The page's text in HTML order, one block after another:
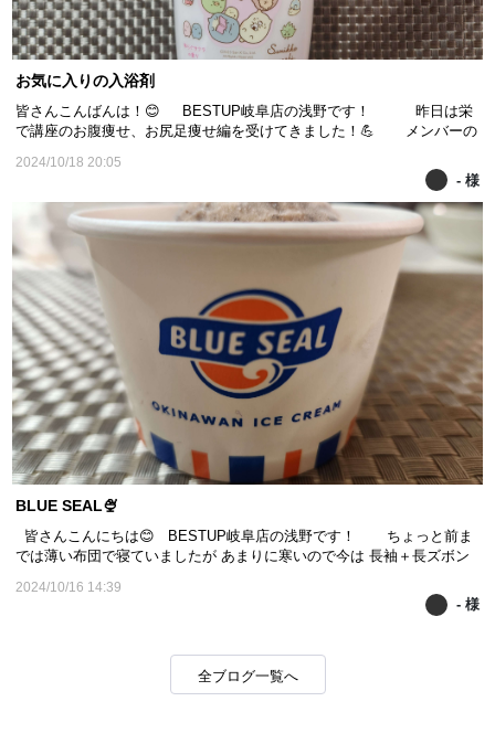
お気に入りの入浴剤
皆さんこんばんは！😊 BESTUP岐阜店の浅野です！ 昨日は栄
で講座のお腹痩せ、お尻足痩せ編を受けてきました！💪 メンバーの
顔が見られたので嬉しかったです🥹 そして今月最短でデビューされる
2024/10/18 20:05
- 様
BLUE SEAL🍨
皆さんこんにちは😊 BESTUP岐阜店の浅野です！ ちょっと前ま
では薄い布団で寝ていましたが あまりに寒いので今は 長袖＋長ズボン
🥵 より代謝が良くなったので、すごく汗をかくようになり身体が暑
2024/10/16 14:39
- 様
全ブログ一覧へ